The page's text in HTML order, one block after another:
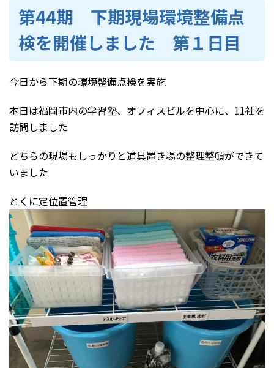
第44期 下期現場環境整備点
検を開催しました 第１日目
今日から下期の環境整備点検を実施
本日は福岡市内の学習塾、オフィスビルを中心に、11社を
訪問しました
どちらの現場もしっかりと道具置き場の整理整頓ができて
いました
とくに定位置管理